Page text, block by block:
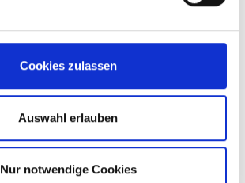
Cookies zulassen
Auswahl erlauben
Nur notwendige Cookies